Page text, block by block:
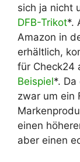
sich ja nicht
DFB-Trikot*.
Amazon in
erhältlich,
für Check24
Beispiel*. Da
zwar um ein
einen
aber einen